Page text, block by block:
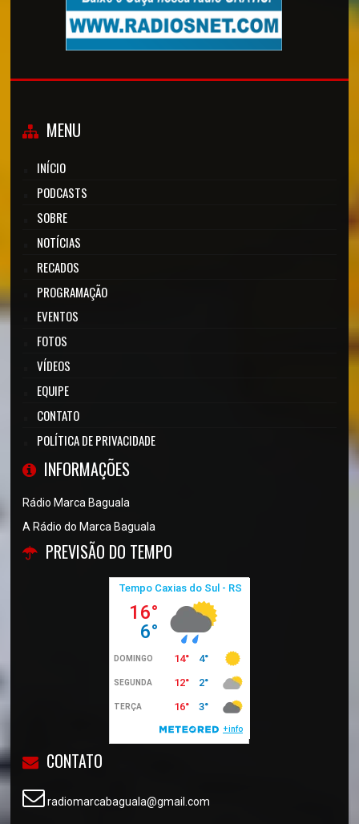
MENU
INÍCIO
PODCASTS
SOBRE
NOTÍCIAS
RECADOS
PROGRAMAÇÃO
EVENTOS
FOTOS
VÍDEOS
EQUIPE
CONTATO
POLÍTICA DE PRIVACIDADE
INFORMAÇÕES
Rádio Marca Baguala
A Rádio do Marca Baguala
PREVISÃO DO TEMPO
CONTATO
radiomarcabaguala@gmail.com